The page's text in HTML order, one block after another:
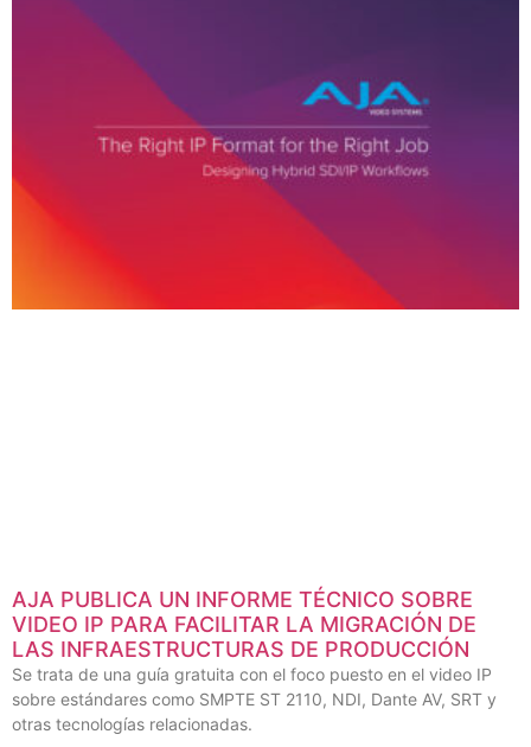
AJA PUBLICA UN INFORME TÉCNICO SOBRE
VIDEO IP PARA FACILITAR LA MIGRACIÓN DE
LAS INFRAESTRUCTURAS DE PRODUCCIÓN
Se trata de una guía gratuita con el foco puesto en el video IP
sobre estándares como SMPTE ST 2110, NDI, Dante AV, SRT y
otras tecnologías relacionadas.